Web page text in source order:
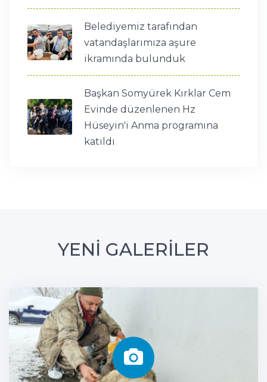
Belediyemiz tarafından
vatandaşlarımıza aşure
ikramında bulunduk
Başkan Somyürek Kırklar Cem
Evinde düzenlenen Hz
Hüseyin'i Anma programına
katıldı
YENİ GALERİLER